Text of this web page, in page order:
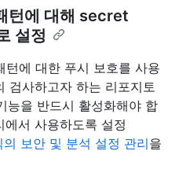
턴에 대해 secret
설정
턴에 대한 푸시 보호를 사용
검사하고자 하는 리포지토
을 반드시 활성화해야 합
서 사용하도록 설정
의 보안 및 분석 설정 관리을